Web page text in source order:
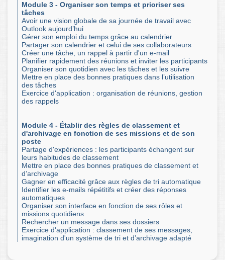
Module 3 - Organiser son temps et prioriser ses
tâches
Avoir une vision globale de sa journée de travail avec
Outlook aujourd’hui
Gérer son emploi du temps grâce au calendrier
Partager son calendrier et celui de ses collaborateurs
Créer une tâche, un rappel à partir d'un e-mail
Planifier rapidement des réunions et inviter les participants
Organiser son quotidien avec les tâches et les suivre
Mettre en place des bonnes pratiques dans l’utilisation
des tâches
Exercice d'application : organisation de réunions, gestion
des rappels
Module 4 - Établir des règles de classement et
d'archivage en fonction de ses missions et de son
poste
Partage d'expériences : les participants échangent sur
leurs habitudes de classement
Mettre en place des bonnes pratiques de classement et
d’archivage
Gagner en efficacité grâce aux règles de tri automatique
Identifier les e-mails répétitifs et créer des réponses
automatiques
Organiser son interface en fonction de ses rôles et
missions quotidiens
Rechercher un message dans ses dossiers
Exercice d'application : classement de ses messages,
imagination d'un système de tri et d’archivage adapté